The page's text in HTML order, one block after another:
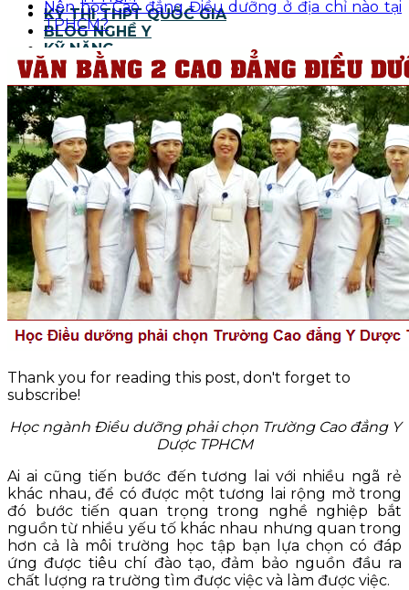
KỲ THI THPT QUỐC GIA
BLOG NGHỀ Y
KỸ NĂNG
TIN TỨC
Nên học Cao đẳng Điều dưỡng ở địa chỉ nào tại
TPHCM?
Thank you for reading this post, don't forget to
subscribe!
Học ngành Điều dưỡng phải chọn Trường Cao đẳng Y
Dược TPHCM
Ai ai cũng tiến bước đến tương lai với nhiều ngã rẻ
khác nhau, để có được một tương lai rộng mở trong
đó bước tiến quan trọng trong nghề nghiệp bắt
nguồn từ nhiều yếu tố khác nhau nhưng quan trong
hơn cả là môi trường học tập bạn lựa chọn có đáp
ứng được tiêu chí đào tạo, đảm bảo nguồn đầu ra
chất lượng ra trường tìm được việc và làm được việc.